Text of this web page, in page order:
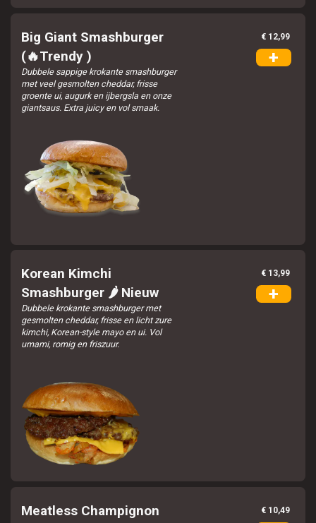
Contact
Big Giant Smashburger
(🔥Trendy )
Dubbele sappige krokante smashburger
met veel gesmolten cheddar, frisse
groente ui, augurk en ijbergsla en onze
giantsaus. Extra juicy en vol smaak.
€ 12,99
+
Korean Kimchi
Smashburger 🌶️ Nieuw
Dubbele krokante smashburger met
gesmolten cheddar, frisse en licht zure
kimchi, Korean-style mayo en ui. Vol
umami, romig en friszuur.
€ 13,99
+
Meatless Champignon
€ 10,49